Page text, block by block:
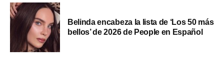
Belinda encabeza la lista de ‘Los 50 más
bellos’ de 2026 de People en Español